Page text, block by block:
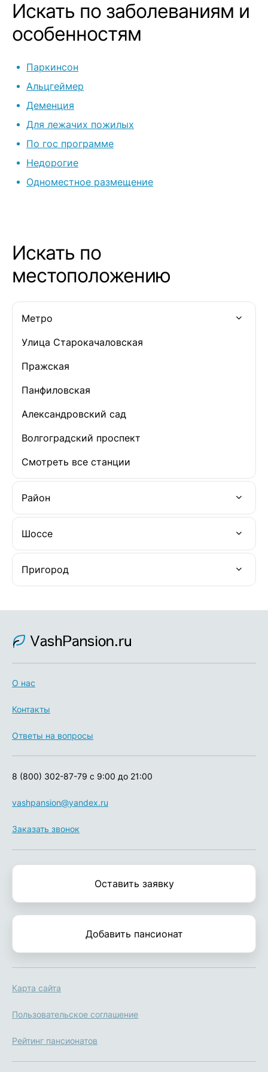
хотим
Искать по заболеваниям и
особенностям
Паркинсон
Альцгеймер
Деменция
Для лежачих пожилых
По гос программе
Недорогие
Одноместное размещение
Искать по
местоположению
Метро
Улица Старокачаловская
Пражская
Панфиловская
Александровский сад
Волгоградский проспект
Смотреть все станции
Район
Шоссе
Пригород
О нас
Контакты
Ответы на вопросы
vashpansion@yandex.ru
8 (800) 302-87-79 с 9:00 до 21:00
Заказать звонок
Оставить заявку
Добавить пансионат
Карта сайта
Пользовательское соглашение
Рейтинг пансионатов